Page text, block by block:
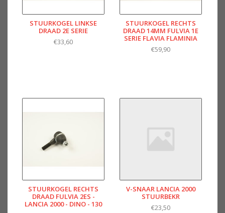
STUURKOGEL LINKSE
DRAAD 2E SERIE
€33,60
STUURKOGEL RECHTS
DRAAD 14MM FULVIA 1E
SERIE FLAVIA FLAMINIA
€59,90
STUURKOGEL RECHTS
DRAAD FULVIA 2ES -
LANCIA 2000 - DINO - 130
V-SNAAR LANCIA 2000
STUURBEKR
€23,50